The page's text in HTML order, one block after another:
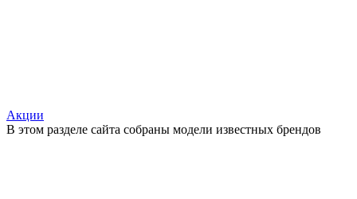
Акции
В этом разделе сайта собраны модели известных брендов